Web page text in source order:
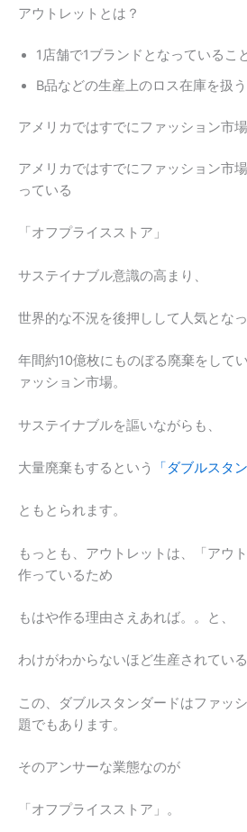
アウトレットとは？
1店舗で1ブランドとなっているこ
B品などの生産上のロス在庫を扱う
アメリカではすでにファッション市
アメリカではすでにファッション市
っている
「オフプライスストア」
サステイナブル意識の高まり、
世界的な不況を後押しして人気となっ
年間約10億枚にものぼる廃棄をして
ァッション市場。
サステイナブルを謳いながらも、
大量廃棄もするという 「ダブルスタ
ともとられます。
もっとも、アウトレットは、「アウ
作っているため
もはや作る理由さえあれば。。と、
わけがわからないほど生産されている
この、ダブルスタンダードはファッ
題でもあります。
そのアンサーな業態なのが
「オフプライスストア」。